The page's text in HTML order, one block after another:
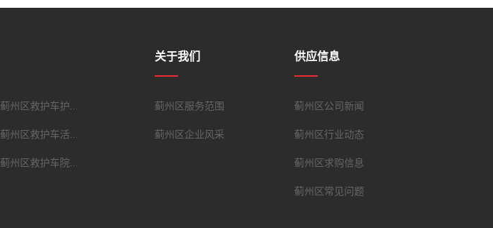
蓟州区救护车护...
蓟州区救护车活...
蓟州区救护车院...
关于我们
蓟州区服务范围
蓟州区企业风采
供应信息
蓟州区公司新闻
蓟州区行业动态
蓟州区求购信息
蓟州区常见问题